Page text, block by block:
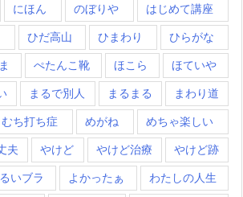
にほん のぼりや はじめて講座
ひだ高山 ひまわり ひらがな
ぺたんこ靴 ほこら ほていや
まるで別人 まるまる まわり道
むち打ち症 めがね めちゃ楽しい
夫 やけど やけど治療 やけど跡
いブラ よかったぁ わたしの人生